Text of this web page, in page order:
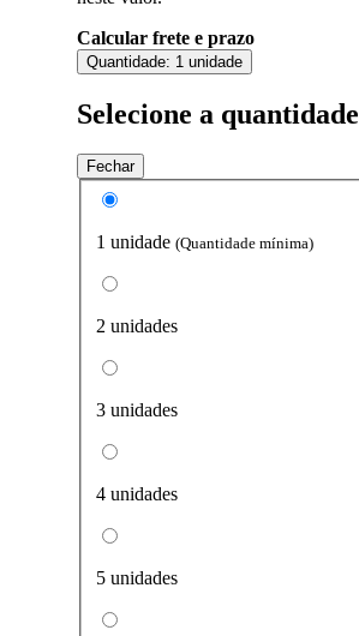
Calcular frete e prazo
Quantidade: 1 unidade
Selecione a quantidade
Fechar
1 unidade (Quantidade mínima)
2 unidades
3 unidades
4 unidades
5 unidades